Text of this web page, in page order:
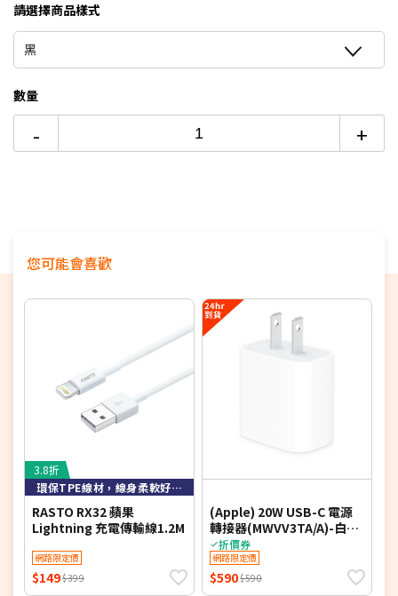
請選擇商品樣式
黑
數量
- +
您可能會喜歡
3.8折
環保TPE線材，線身柔軟好收納
RASTO RX32 蘋果
Lightning 充電傳輸線1.2M
網路限定價
$149$399
(Apple) 20W USB-C 電源
轉接器(MWVV3TA/A)-白
Apple原廠
折價券
網路限定價
$590$590